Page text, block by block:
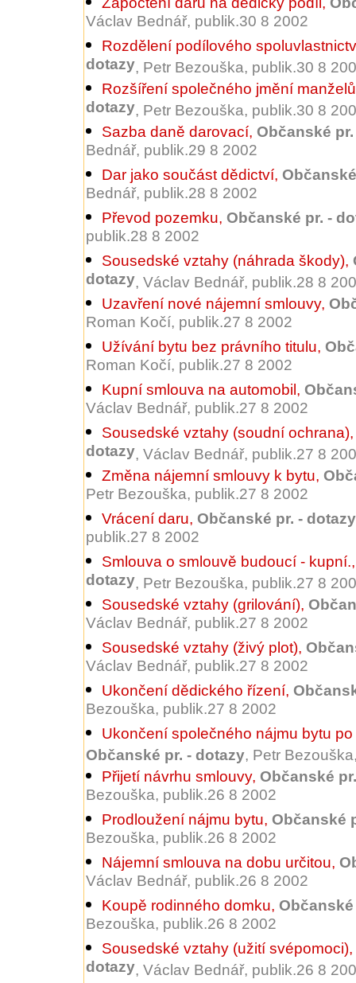
Václav Bednář, publik.30 8 2002
Rozdělení podílového
dotazy, Petr Bezouška, publik.30 8
Rozšíření společného jmění manželů
dotazy, Petr Bezouška, publik.30 8
Sazba daně darovací, Občanské
Bednář, publik.29 8 2002
Dar jako součást dědictví,
Bednář, publik.28 8 2002
Převod pozemku, Občanské pr. -
publik.28 8 2002
Sousedské vztahy (náhrada škody),
dotazy, Václav Bednář, publik.28 8
Uzavření nové nájemní smlouvy,
Roman Kočí, publik.27 8 2002
Užívání bytu bez právního titulu,
Roman Kočí, publik.27 8 2002
Kupní smlouva na automobil ,
Václav Bednář, publik.27 8 2002
Sousedské vztahy (soudní ochrana)
dotazy, Václav Bednář, publik.27 8
Změna nájemní smlouvy k bytu,
Petr Bezouška, publik.27 8 2002
Vrácení daru, Občanské pr. - dotazy
publik.27 8 2002
Smlouva o smlouvě budoucí - kupní.
dotazy, Petr Bezouška, publik.27 8
Sousedské vztahy (grilování),
Václav Bednář, publik.27 8 2002
Sousedské vztahy (živý plot),
Václav Bednář, publik.27 8 2002
Ukončení dědického řízení,
Bezouška, publik.27 8 2002
Ukončení společného nájmu bytu
Občanské pr. - dotazy, Petr
Přijetí návrhu smlouvy, Občanské
Bezouška, publik.26 8 2002
Prodloužení nájmu bytu, Občanské
Bezouška, publik.26 8 2002
Nájemní smlouva na dobu určitou,
Václav Bednář, publik.26 8 2002
Koupě rodinného domku,
Bezouška, publik.26 8 2002
Sousedské vztahy (užití svépomoci),
dotazy, Václav Bednář, publik.26 8